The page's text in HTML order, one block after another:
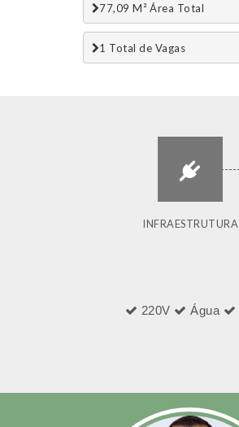
77,09 M² Área Total
1 Total de Vagas
INFRAESTRUTURA
220V Água